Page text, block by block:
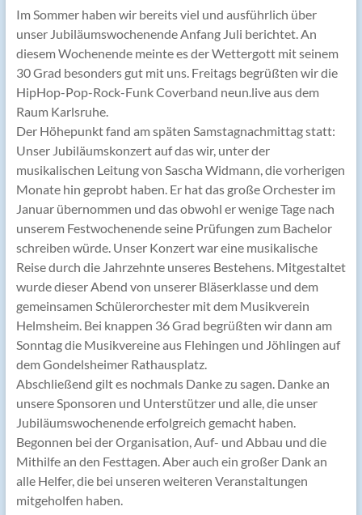
Im Sommer haben wir bereits viel und ausführlich über
unser Jubiläumswochenende Anfang Juli berichtet. An
diesem Wochenende meinte es der Wettergott mit seinem
30 Grad besonders gut mit uns. Freitags begrüßten wir die
HipHop-Pop-Rock-Funk Coverband neun.live aus dem
Raum Karlsruhe.
Der Höhepunkt fand am späten Samstagnachmittag statt:
Unser Jubiläumskonzert auf das wir, unter der
musikalischen Leitung von Sascha Widmann, die vorherigen
Monate hin geprobt haben. Er hat das große Orchester im
Januar übernommen und das obwohl er wenige Tage nach
unserem Festwochenende seine Prüfungen zum Bachelor
schreiben würde. Unser Konzert war eine musikalische
Reise durch die Jahrzehnte unseres Bestehens. Mitgestaltet
wurde dieser Abend von unserer Bläserklasse und dem
gemeinsamen Schülerorchester mit dem Musikverein
Helmsheim. Bei knappen 36 Grad begrüßten wir dann am
Sonntag die Musikvereine aus Flehingen und Jöhlingen auf
dem Gondelsheimer Rathausplatz.
Abschließend gilt es nochmals Danke zu sagen. Danke an
unsere Sponsoren und Unterstützer und alle, die unser
Jubiläumswochenende erfolgreich gemacht haben.
Begonnen bei der Organisation, Auf- und Abbau und die
Mithilfe an den Festtagen. Aber auch ein großer Dank an
alle Helfer, die bei unseren weiteren Veranstaltungen
mitgeholfen haben.